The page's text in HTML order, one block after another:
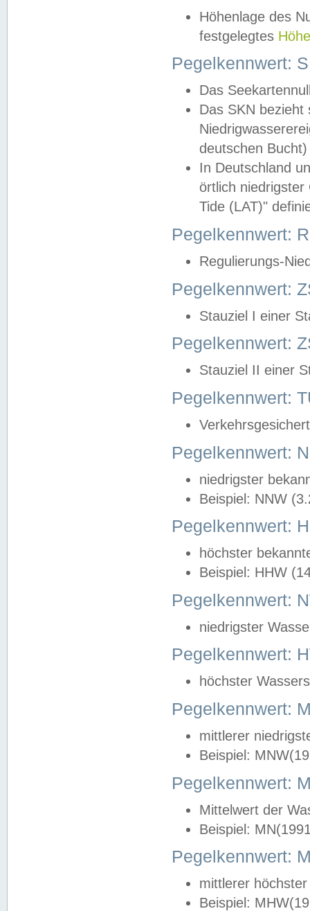
Höhenlage des
festgelegtes
Pegelkennwert:
Das
Das SKN
deutschen
In Deutschland
örtlich
Tide (LAT)"
Pegelkennwert:
Regulierungs-
Pegelkennwert:
Stauziel I einer
Pegelkennwert:
Stauziel II einer
Pegelkennwert:
Pegelkennwert:
niedrigster
Beispiel: NNW
Pegelkennwert:
höchster
Beispiel: HHW
Pegelkennwert:
niedrigster
Pegelkennwert:
höchster
Pegelkennwert:
mittlerer
Beispiel:
Pegelkennwert:
Mittelwert der
Beispiel:
Pegelkennwert:
mittlerer
Beispiel: